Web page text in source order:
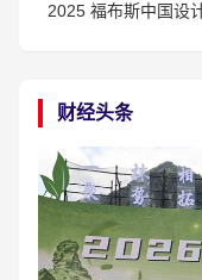
2025 福布斯中国设
财经头条